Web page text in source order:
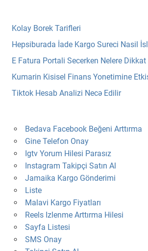
Kolay Borek Tarifleri
Hepsiburada İade Kargo Sureci Nasil
E Fatura Portali Secerken Nelere
Kumarin Kisisel Finans Yonetimine
Tiktok Hesab Analizi Necə Edilir
Bedava Facebook Beğeni Arttırma
Gine Telefon Onay
Igtv Yorum Hilesi Parasız
Instagram Takipçi Satın Al
Jamaika Kargo Gönderimi
Liste
Malavi Kargo Fiyatları
Reels Izlenme Arttırma Hilesi
Sayfa Listesi
SMS Onay